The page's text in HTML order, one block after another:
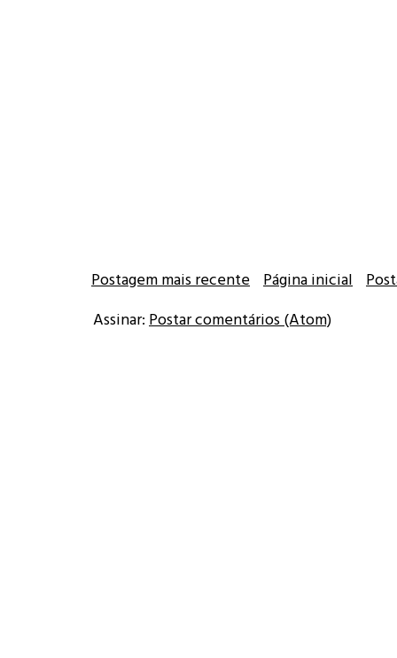
Postagem mais recente Página inicial
Assinar: Postar comentários (Atom)